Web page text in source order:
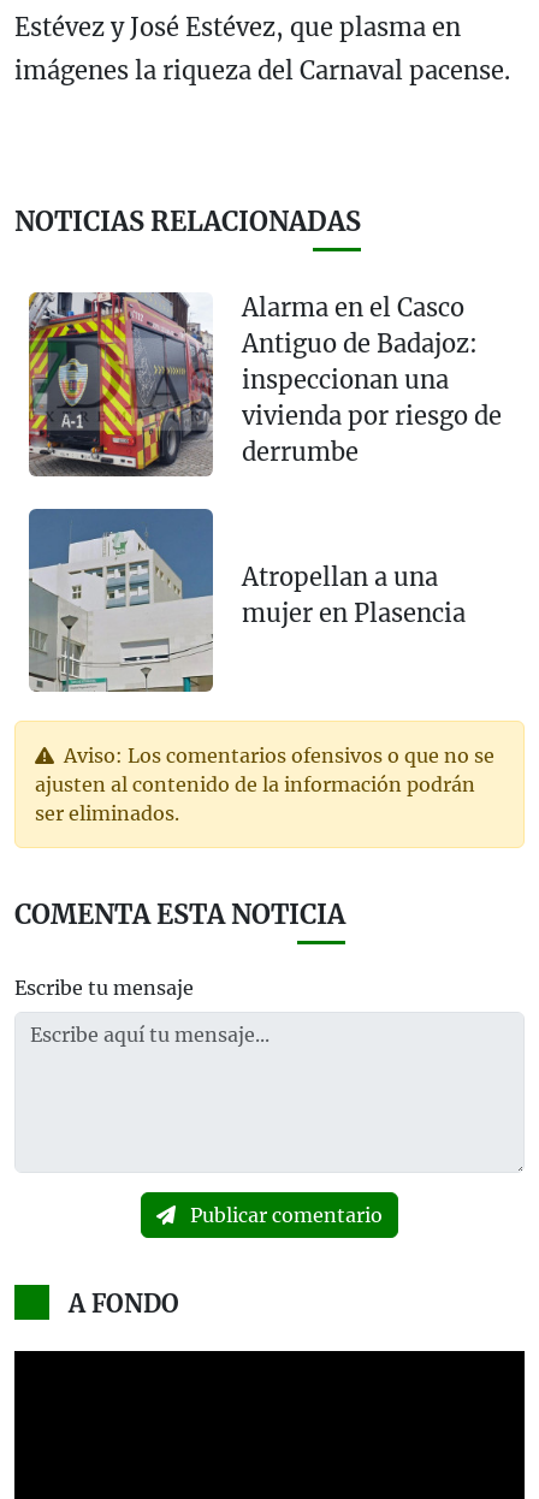
Estévez y José Estévez, que plasma en
imágenes la riqueza del Carnaval pacense.
NOTICIAS RELACIONADAS
Alarma en el Casco
Antiguo de Badajoz:
inspeccionan una
vivienda por riesgo de
derrumbe
Atropellan a una
mujer en Plasencia
Aviso: Los comentarios ofensivos o que no se
ajusten al contenido de la información podrán
ser eliminados.
COMENTA ESTA NOTICIA
Escribe tu mensaje
Publicar comentario
A FONDO